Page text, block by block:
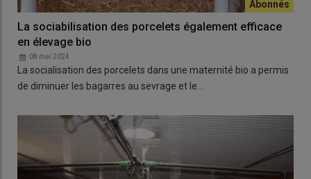
La sociabilisation des porcelets également efficace
en élevage bio
08 mai 2024
La socialisation des porcelets dans une maternité bio a permis
de diminuer les bagarres au sevrage et le…